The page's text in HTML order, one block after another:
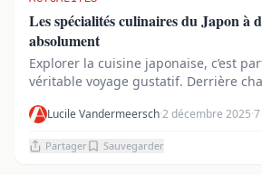
Les spécialités culinaires du Japon à
absolument
Explorer la cuisine japonaise, c’est
véritable voyage gustatif. Derrière
Lucile Vandermeersch·2 décembre 2025·
Partager Sauvegarder